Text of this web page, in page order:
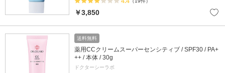
￥3,850
送料無料
薬用CCクリームスーパーセンシティブ / SPF30 / PA+
++ / 本体 / 30g
ドクターシーラボ